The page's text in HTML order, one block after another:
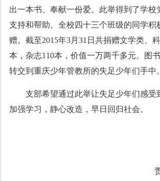
出一本书、奉献一份爱。此举得到了学校
支持和帮助。全校四十三个班级的同学积
赠。截至2015年3月31日共捐赠文学类、
本，杂志110本，价值一万两千多元。图
转交到重庆少年管教所的失足少年们手中。
支部希望通过此举让失足少年们感受
加强学习，静心改造，早日回归社会。